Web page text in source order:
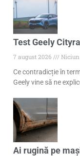
Test Geely
7 august 2026
Ce contradicție în
Geely vine să ne
Ai rugină pe